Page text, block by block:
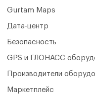
Gurtam Maps
Дата-центр
Безопасность
GPS и ГЛОНАСС
Производители
Маркетплейс